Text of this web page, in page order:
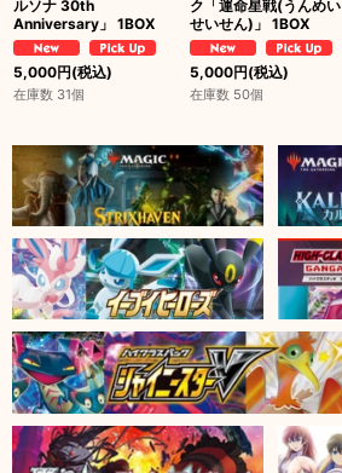
ルソナ 30th
Anniversary」 1BOX
5,000円(税込)
在庫数 31個
ク「運命星戦(うんめい
せいせん)」 1BOX
5,000円(税込)
在庫数 50個